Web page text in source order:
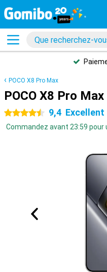
POCO X8 Pro Max
POCO X8 Pro
4.5 étoiles 9,4 Excellent
Commandez avant 23:59 pour